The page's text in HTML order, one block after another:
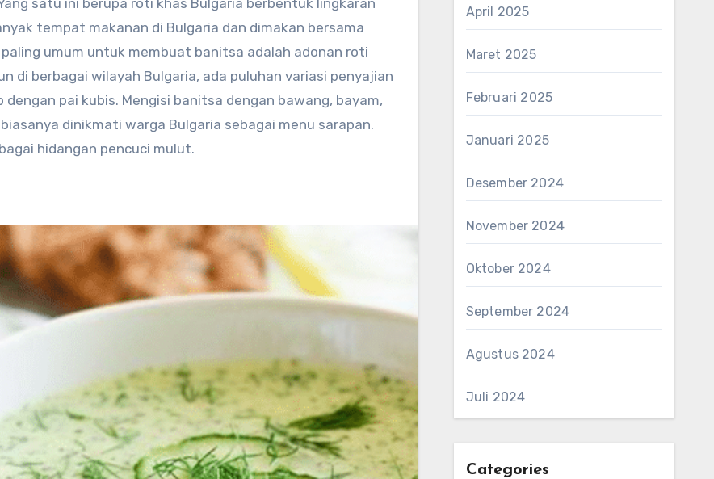
tempat makanan di Bulgaria dan dimakan bersama
umum untuk membuat banitsa adalah adonan roti
di berbagai wilayah Bulgaria, ada puluhan variasi penyajian
pai kubis. Mengisi banitsa dengan bawang, bayam,
dinikmati warga Bulgaria sebagai menu sarapan.
hidangan pencuci mulut.
April 2025
Maret 2025
Februari 2025
Januari 2025
Desember 2024
November 2024
Oktober 2024
September 2024
Agustus 2024
Juli 2024
Categories